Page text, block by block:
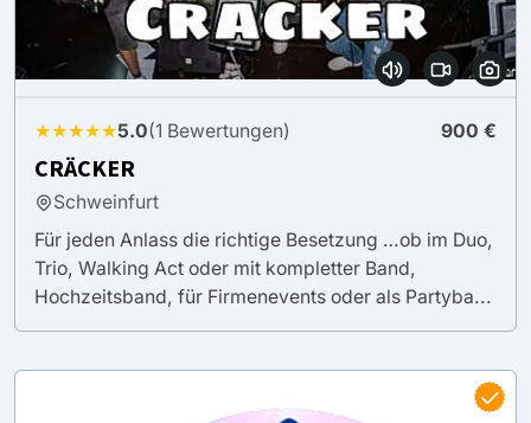
★★★★★5.0(1 Bewertungen) 900 €
CRÄCKER
Schweinfurt
Für jeden Anlass die richtige Besetzung …ob im Duo,
Trio, Walking Act oder mit kompletter Band,
Hochzeitsband, für Firmenevents oder als Partyba...